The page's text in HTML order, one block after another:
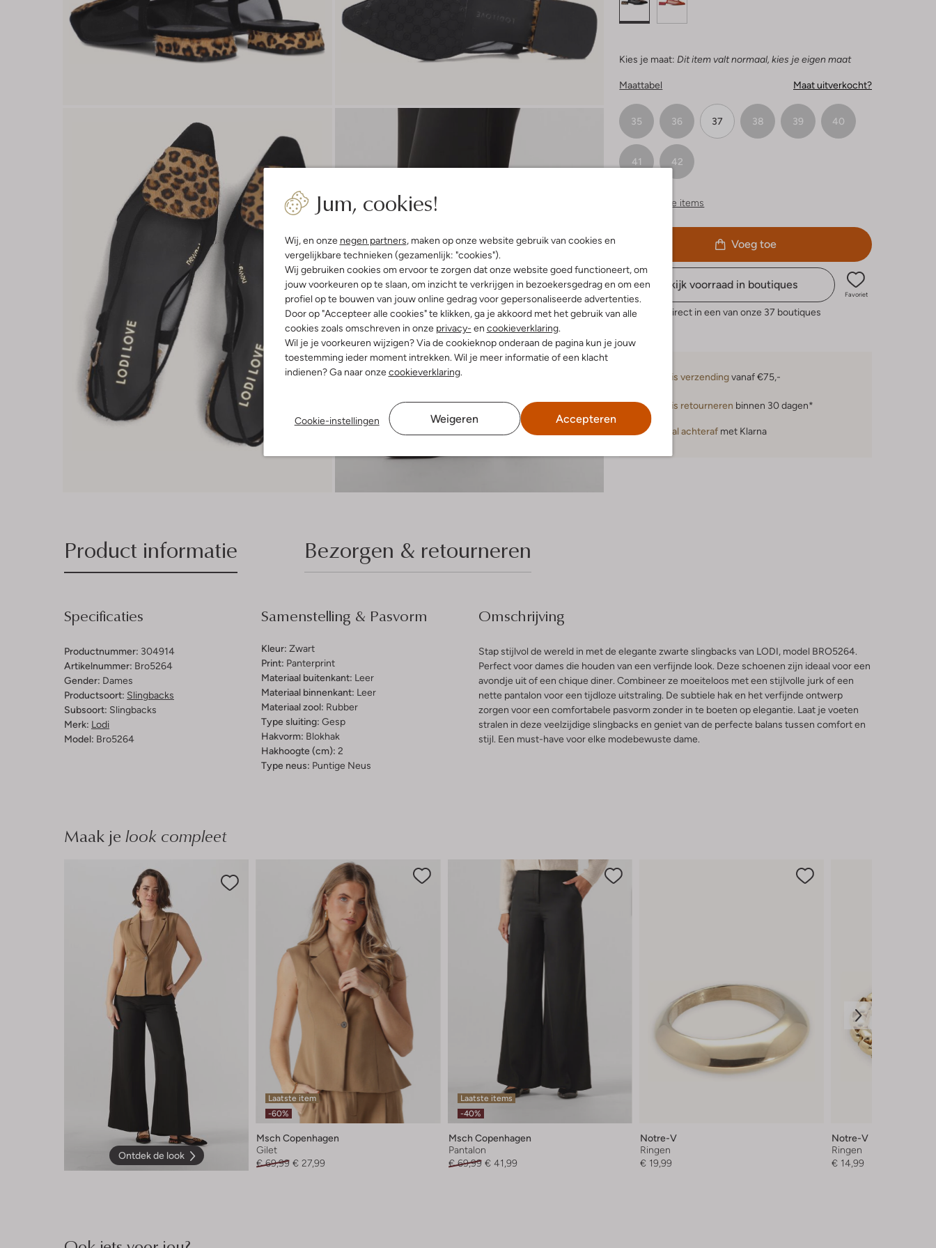
Jum, cookies!
Wij, en onze negen partners, maken op onze website gebruik van cookies en
vergelijkbare technieken (gezamenlijk: "cookies").
Wij gebruiken cookies om ervoor te zorgen dat onze website goed functioneert, om
jouw voorkeuren op te slaan, om inzicht te verkrijgen in bezoekersgedrag en om een
profiel op te bouwen van jouw online gedrag voor gepersonaliseerde advertenties.
Door op "Accepteer alle cookies" te klikken, ga je akkoord met het gebruik van alle
cookies zoals omschreven in onze privacy- en cookieverklaring.
Wil je je voorkeuren wijzigen? Via de cookieknop onderaan de pagina kun je jouw
toestemming ieder moment intrekken. Wil je meer informatie of een klacht
indienen? Ga naar onzecookieverklaring.
Cookie-instellingen Weigeren Accepteren
Kies je maat: Dit item valt normaal, kies je eigen maat
Maattabel Maat uitverkocht?
35 36 37 38 39 40
41 42
Vergelijkbare items
Voeg toe
Bekijk voorraad in boutiques
Favoriet
Reserveer direct in een van onze 37 boutiques
Gratis verzendingvanaf €75,-
Gratis retourneren binnen 30 dagen*
Betaal achteraf met Klarna
Product informatie Bezorgen & retourneren
Specificaties
Productnummer: 304914
Artikelnummer: Bro5264
Gender: Dames
Productsoort: Slingbacks
Subsoort: Slingbacks
Merk: Lodi
Model: Bro5264
Samenstelling & Pasvorm
Kleur: Zwart
Print: Panterprint
Materiaal buitenkant: Leer
Materiaal binnenkant: Leer
Materiaal zool: Rubber
Type sluiting: Gesp
Hakvorm: Blokhak
Hakhoogte (cm): 2
Type neus: Puntige Neus
Omschrijving
Stap stijlvol de wereld in met de elegante zwarte slingbacks van LODI, model BRO5264.
Perfect voor dames die houden van een verfijnde look. Deze schoenen zijn ideaal voor een
avondje uit of een chique diner. Combineer ze moeiteloos met een stijlvolle jurk of een
nette pantalon voor een tijdloze uitstraling. De subtiele hak en het verfijnde ontwerp
zorgen voor een comfortabele pasvorm zonder in te boeten op elegantie. Laat je voeten
stralen in deze veelzijdige slingbacks en geniet van de perfecte balans tussen comfort en
stijl. Een must-have voor elke modebewuste dame.
Maak je look compleet
Ontdek de look
Laatste item
-60%
Msch Copenhagen
Gilet
€ 69,99 € 27,99
Laatste items
-40%
Msch Copenhagen
Pantalon
€ 69,99 € 41,99
Notre-V
Ringen
€ 19,99
Notre-V
Ringen
€ 14,99